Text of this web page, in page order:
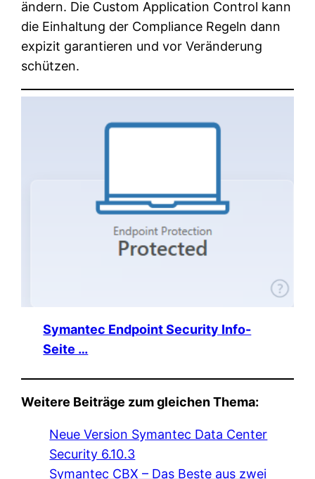
ändern. Die Custom Application Control kann
die Einhaltung der Compliance Regeln dann
expizit garantieren und vor Veränderung
schützen.
Symantec Endpoint Security Info-
Seite …
Weitere Beiträge zum gleichen Thema:
Neue Version Symantec Data Center
Security 6.10.3
Symantec CBX – Das Beste aus zwei